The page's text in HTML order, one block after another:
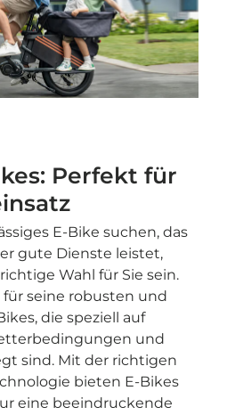
Perfekt für
E-Bike suchen, das
gute Dienste leistet,
Wahl für Sie sein.
seine robusten und
die speziell auf
und
sind. Mit der richtigen
bieten E-Bikes
eine beeindruckende